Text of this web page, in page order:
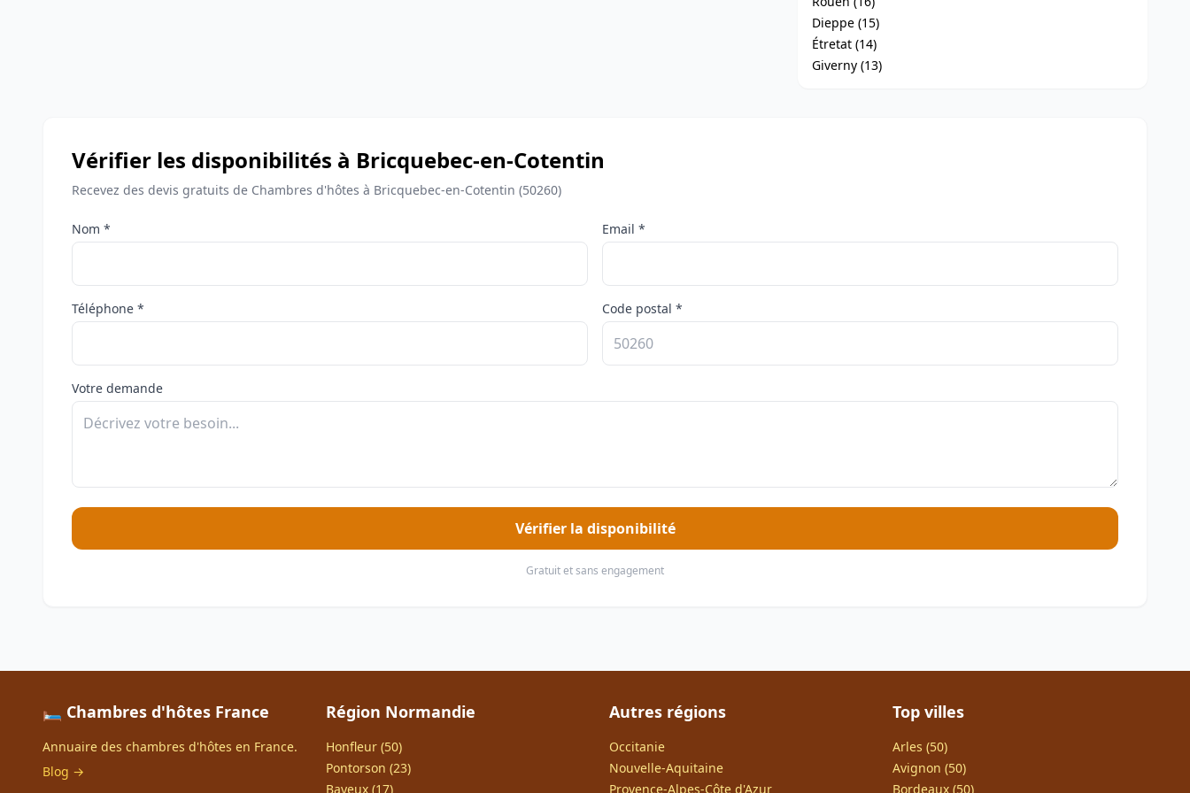
Dieppe (15)
Étretat (14)
Giverny (13)
Vérifier les disponibilités à Bricquebec-en-Cotentin
Recevez des devis gratuits de Chambres d'hôtes à Bricquebec-en-Cotentin (50260)
Nom * Email *
Téléphone * Code postal *
Votre demande
Vérifier la disponibilité
Gratuit et sans engagement
🛏️ Chambres d'hôtes France
Annuaire des chambres d'hôtes en France.
Blog →
Région Normandie
Honfleur (50)
Pontorson (23)
Bayeux (17)
Autres régions
Occitanie
Nouvelle-Aquitaine
Provence-Alpes-Côte d'Azur
Top villes
Arles (50)
Avignon (50)
Bordeaux (50)